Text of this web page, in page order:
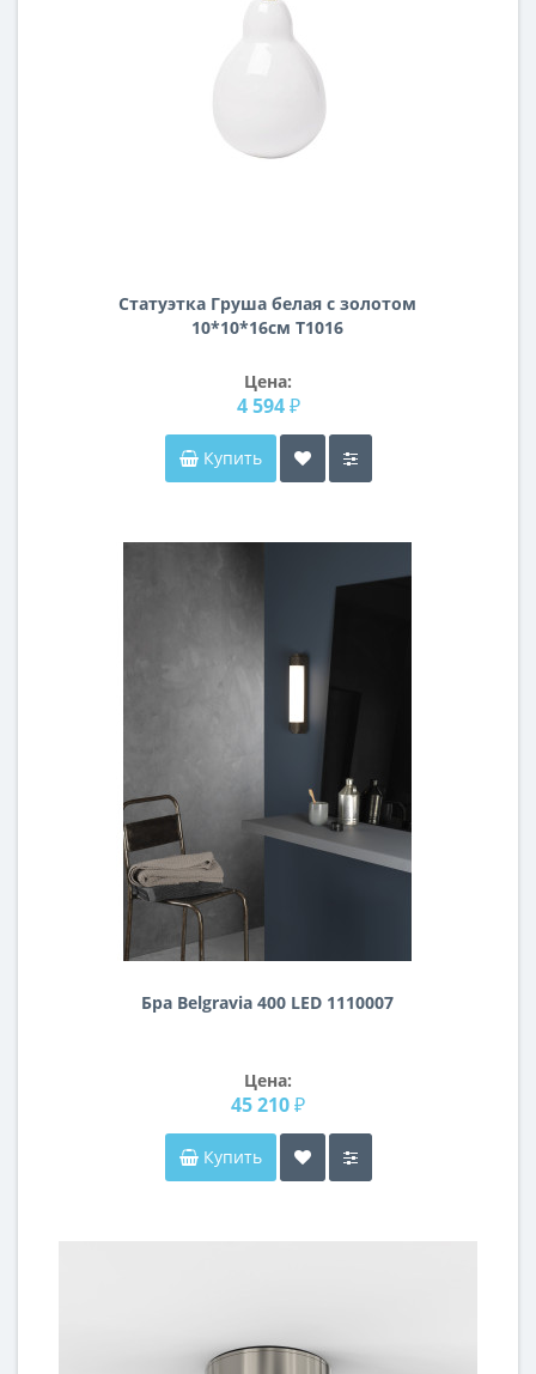
Статуэтка Груша белая с золотом
10*10*16см T1016
Цена:
4 594 ₽
Купить
Бра Belgravia 400 LED 1110007
Цена:
45 210 ₽
Купить